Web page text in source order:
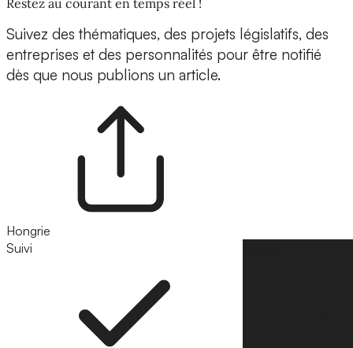
Restez au courant en temps réel !
Suivez des thématiques, des projets législatifs, des
entreprises et des personnalités pour être notifié
dès que nous publions un article.
Hongrie
Suivi